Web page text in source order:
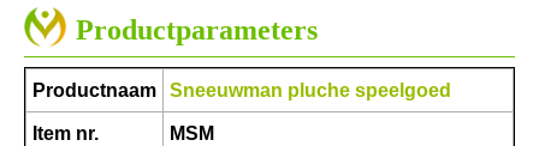
Productparameters
Productnaam Sneeuwman pluche speelgoed
Item nr. MSM